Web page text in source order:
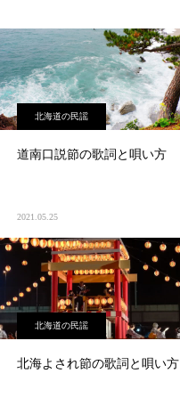
北海道の民謡
道南口説節の歌詞と唄い方
2021.05.25
北海道の民謡
北海よされ節の歌詞と唄い方